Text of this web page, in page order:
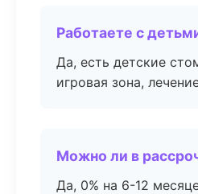
Работаете с
Да, есть детские
игровая зона,
Можно ли в
Да, 0% на 6-12